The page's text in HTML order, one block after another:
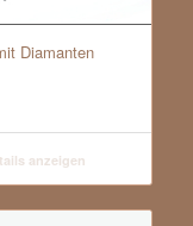
Diamanten
anzeigen